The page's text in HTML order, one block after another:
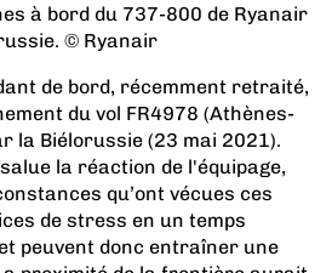
à bord du 737-800 de Ryanair
© Ryanair
de bord, récemment retraité,
du vol FR4978 (Athènes-
la Biélorussie (23 mai 2021).
la réaction de l'équipage,
qu’ont vécues ces
de stress en un temps
peuvent donc entraîner une